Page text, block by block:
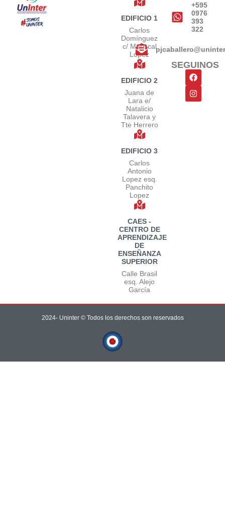
EDIFICIO 1
Carlos
Domínguez
c/ Mariscal
López
EDIFICIO 2
Juana de
Lara e/
Natalicio
Talavera y
Tte Herrero
EDIFICIO 3
Carlos
Antonio
Lopez esq.
Panchito
Lopez
CAES -
CENTRO DE
APRENDIZAJE
DE
ENSEÑANZA
SUPERIOR
Calle Brasil
esq. Alejo
García
+595
0976
393
322
SEGUINOS
2024- Uninter © Todos los derechos son reservados